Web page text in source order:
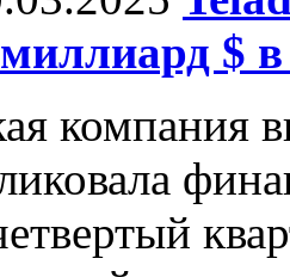
$ в
компания